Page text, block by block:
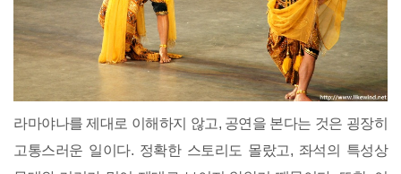
라마야나를 제대로 이해하지 않고, 공연을 본다는 것은 굉장히
고통스러운 일이다. 정확한 스토리도 몰랐고, 좌석의 특성상